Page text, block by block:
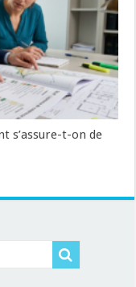
s’assure-t-on de